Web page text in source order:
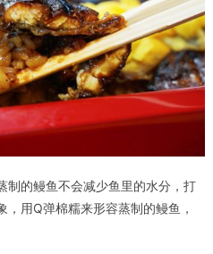
制的鳗鱼不会减少鱼里的水分，打
用Q弹棉糯来形容蒸制的鳗鱼，